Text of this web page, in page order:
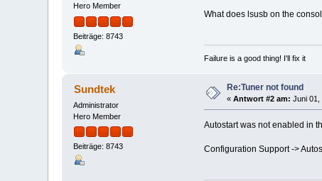
Hero Member
Beiträge: 8743
What does lsusb on the
Failure is a good thing! I'll fix it
Sundtek
Administrator
Hero Member
Beiträge: 8743
Re:Tuner not found
«Antwort #2 am: Juni 01,
Autostart was not enabled in
Configuration Support ->